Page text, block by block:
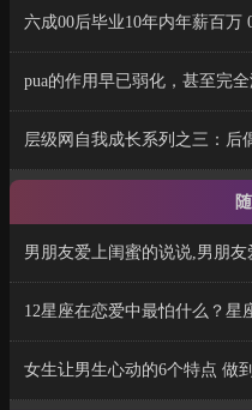
六成00后毕业10年内年薪百万
pua的作用早已弱化，甚至完全
层级网自我成长系列之三：后
男朋友爱上闺蜜的说说,男朋
12星座在恋爱中最怕什么？星
女生让男生心动的6个特点 做